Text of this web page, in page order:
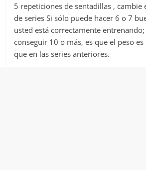
5 repeticiones de sentadillas ,
de series Si sólo puede hacer 6 o 7
usted está correctamente
conseguir 10 o más, es que el peso
que en las series anteriores.